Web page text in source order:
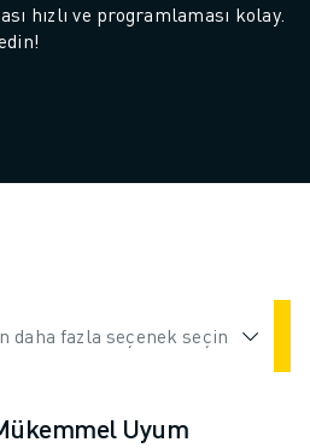
hızlı ve programlaması kolay.
daha fazla seçenek seçin
Uyum